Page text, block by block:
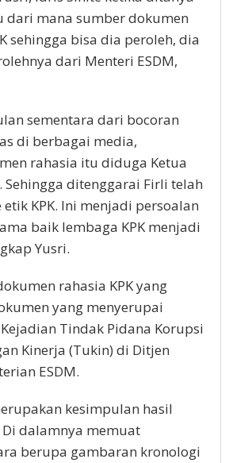
dari mana sumber dokumen
sehingga bisa dia peroleh, dia
dari Menteri ESDM,
sementara dari bocoran
di berbagai media,
rahasia itu diduga Ketua
Sehingga ditenggarai Firli telah
KPK. Ini menjadi persoalan
baik lembaga KPK menjadi
Yusri.
rahasia KPK yang
yang menyerupai
Tindak Pidana Korupsi
Kinerja (Tukin) di Ditjen
ESDM.
kesimpulan hasil
Di dalamnya memuat
berupa gambaran kronologi